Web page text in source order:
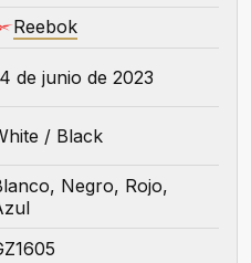
Reebok
de junio de 2023
/ Black
Negro, Rojo,